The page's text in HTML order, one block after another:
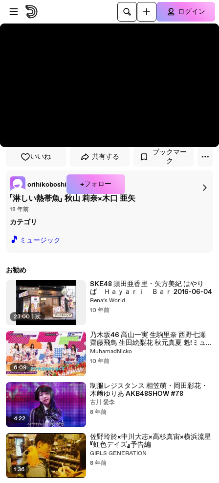
プレイヤーにスキップ
メインコンテンツにスキップ
ログイン
いいね 共有する
ブックマー
ク
orihikoboshi +フォロー
「淋しい熱帯魚」 秋山 莉奈×木口 亜矢
18 年前
カテゴリ
🎵 ミュージック
お勧め
23:00 | 次
SKE48 須田亜香里・矢方美紀 はやり
ば Ｈａｙａｒｉ Ｂａｒ 2016-06-04
Rena’s World
10 年前
6:09
乃木坂46 高山一実 生駒里奈 西野七瀬
齋藤飛鳥 生田絵梨花 秋元真夏 魁!ミュー
ジッ 160724
MuhamadNicko
10 年前
4:22
制服レジスタンス 相笠萌・岡田彩花・
木﨑ゆりあ AKB48SHOW #78
古川 愛李
8 年前
1:36
佐野玲於×中川大志×高杉真宙×横浜流星
『虹色デイズ』予告編
GIRLS GENERATION
8 年前